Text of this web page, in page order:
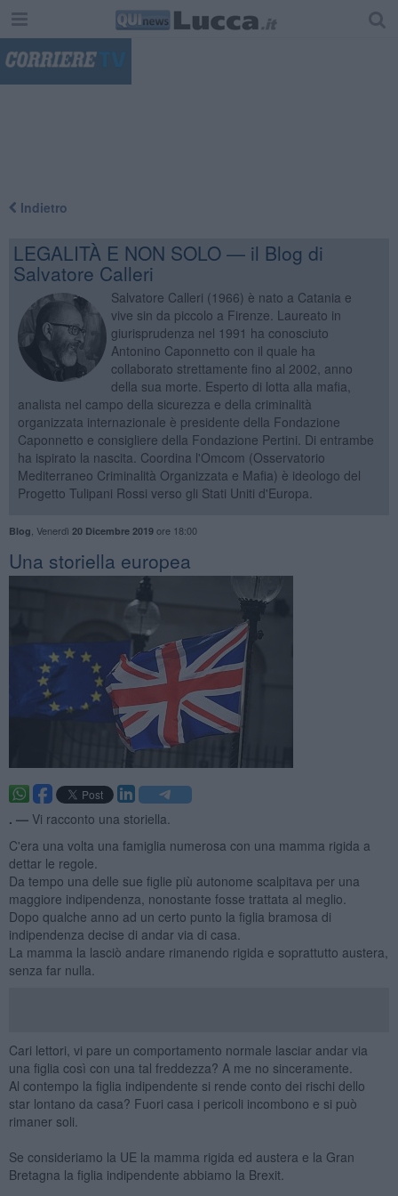
Indietro
LEGALITÀ E NON SOLO — il Blog di
Salvatore Calleri
Salvatore Calleri (1966) è nato a Catania e
vive sin da piccolo a Firenze. Laureato in
giurisprudenza nel 1991 ha conosciuto
Antonino Caponnetto con il quale ha
collaborato strettamente fino al 2002, anno
della sua morte. Esperto di lotta alla mafia,
analista nel campo della sicurezza e della criminalità
organizzata internazionale è presidente della Fondazione
Caponnetto e consigliere della Fondazione Pertini. Di entrambe
ha ispirato la nascita. Coordina l'Omcom (Osservatorio
Mediterraneo Criminalità Organizzata e Mafia) è ideologo del
Progetto Tulipani Rossi verso gli Stati Uniti d'Europa.
Blog Venerdì 20 Dicembre 2019ore 18:00
Una storiella europea
. — Vi racconto una storiella.
C'era una volta una famiglia numerosa con una mamma rigida a
dettar le regole.
Da tempo una delle sue figlie più autonome scalpitava per una
maggiore indipendenza, nonostante fosse trattata al meglio.
Dopo qualche anno ad un certo punto la figlia bramosa di
indipendenza decise di andar via di casa.
La mamma la lasciò andare rimanendo rigida e soprattutto austera,
senza far nulla.
Cari lettori, vi pare un comportamento normale lasciar andar via
una figlia così con una tal freddezza? A me no sinceramente.
Al contempo la figlia indipendente si rende conto dei rischi dello
star lontano da casa? Fuori casa i pericoli incombono e si può
rimaner soli.
Se consideriamo la UE la mamma rigida ed austera e la Gran
Bretagna la figlia indipendente abbiamo la Brexit.